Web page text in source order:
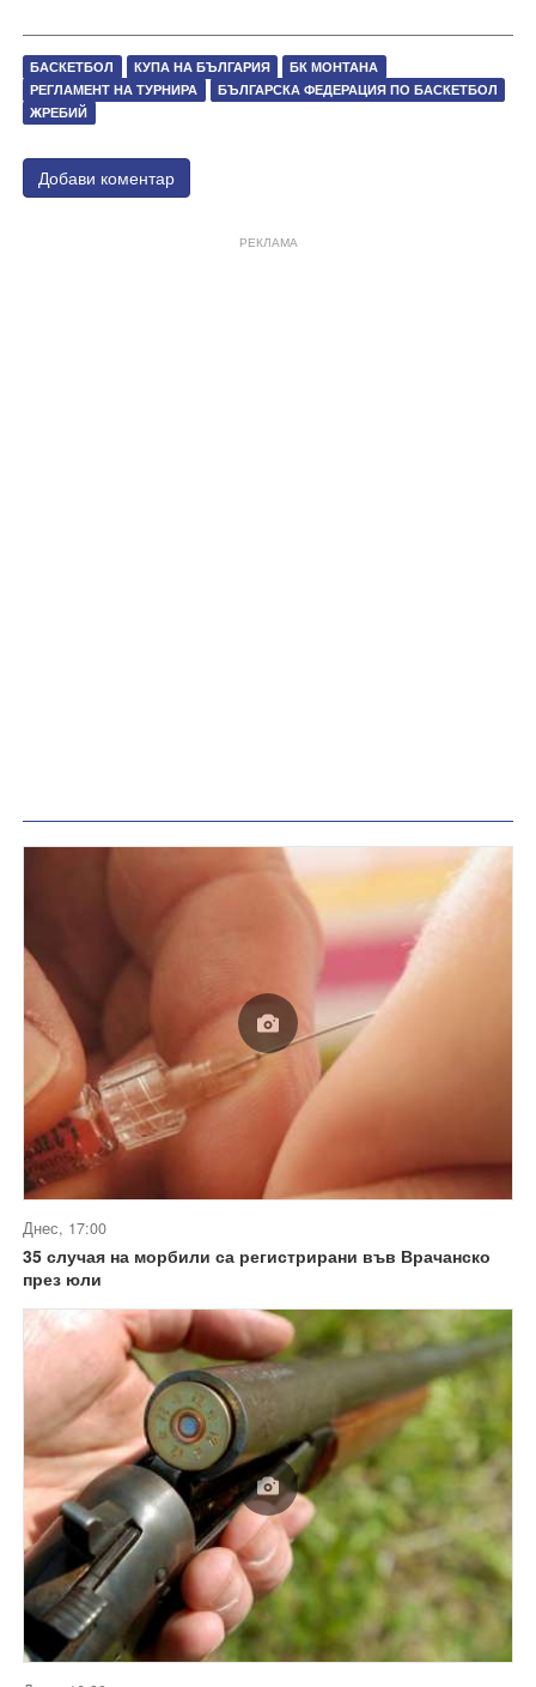
БАСКЕТБОЛ КУПА НА БЪЛГАРИЯ
БК МОНТАНА
РЕГЛАМЕНТ НА ТУРНИРА
БЪЛГАРСКА ФЕДЕРАЦИЯ ПО БАСКЕТБОЛ
ЖРЕБИЙ
Добави коментар
РЕКЛАМА
Днес, 17:00
35 случая на морбили са регистрирани във Врачанско
през юли